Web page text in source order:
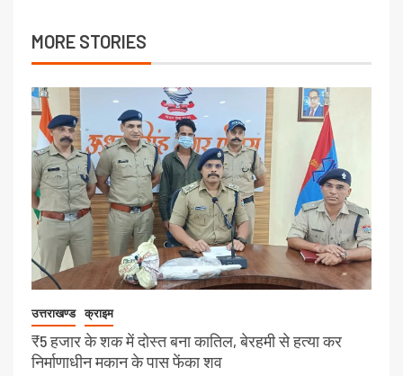
MORE STORIES
उत्तराखण्ड क्राइम
₹5 हजार के शक में दोस्त बना कातिल, बेरहमी से हत्या कर
निर्माणाधीन मकान के पास फेंका शव